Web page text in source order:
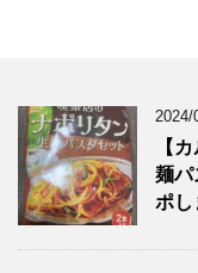
2024/
【
麺パ
ポし